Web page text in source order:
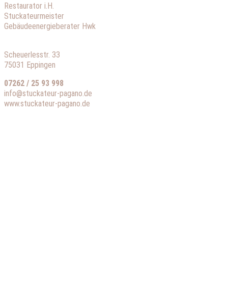
Restaurator i.H.
Stuckateurmeister
Gebäudeenergieberater Hwk
Scheuerlesstr. 33
75031 Eppingen
07262 / 25 93 998
info@stuckateur-pagano.de
www.stuckateur-pagano.de